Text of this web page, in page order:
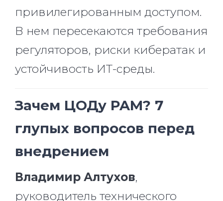
привилегированным доступом.
В нем пересекаются требования
регуляторов, риски кибератак и
устойчивость ИТ-среды.
Зачем ЦОДу PAM? 7
глупых вопросов перед
внедрением
Владимир Алтухов,
руководитель технического